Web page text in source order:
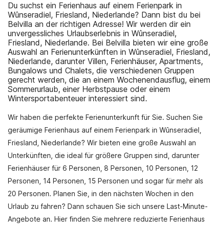
Du suchst ein Ferienhaus auf einem Ferienpark in
Wûnseradiel, Friesland, Niederlande? Dann bist du bei
Belvilla an der richtigen Adresse! Wir werden dir ein
unvergessliches Urlaubserlebnis in Wûnseradiel,
Friesland, Niederlande. Bei Belvilla bieten wir eine große
Auswahl an Ferienunterkünften in Wûnseradiel, Friesland,
Niederlande, darunter Villen, Ferienhäuser, Apartments,
Bungalows und Chalets, die verschiedenen Gruppen
gerecht werden, die an einem Wochenendausflug, einem
Sommerurlaub, einer Herbstpause oder einem
Wintersportabenteuer interessiert sind.
Wir haben die perfekte Ferienunterkunft für Sie. Suchen Sie
geräumige Ferienhaus auf einem Ferienpark in Wûnseradiel,
Friesland, Niederlande? Wir bieten eine große Auswahl an
Unterkünften, die ideal für größere Gruppen sind, darunter
Ferienhäuser für 6 Personen, 8 Personen, 10 Personen, 12
Personen, 14 Personen, 15 Personen und sogar für mehr als
20 Personen. Planen Sie, in den nächsten Wochen in den
Urlaub zu fahren? Dann schauen Sie sich unsere Last-Minute-
Angebote an. Hier finden Sie mehrere reduzierte Ferienhaus